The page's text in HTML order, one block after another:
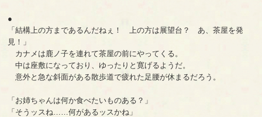
●
「結構上の方まであるんだねぇ！ 上の方は展望台？ あ、茶屋を発
見！」
カナメは鹿ノ子を連れて茶屋の前にやってくる。
中は座敷になっており、ゆったりと寛げるようだ。
意外と急な斜面がある散歩道で疲れた足腰が休まるだろう。
「お姉ちゃんは何か食べたいものある？」
「そうッスね……何があるッスかね」